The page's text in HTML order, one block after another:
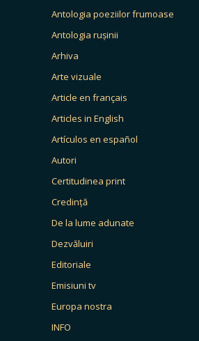
Antologia poeziilor frumoase
Antologia rușinii
Arhiva
Arte vizuale
Article en français
Articles in English
Artículos en español
Autori
Certitudinea print
Credință
De la lume adunate
Dezvăluiri
Editoriale
Emisiuni tv
Europa nostra
INFO